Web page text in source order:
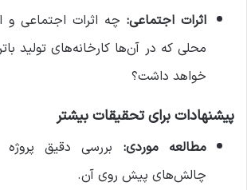
اثرات اجتماعی: چه اثرات اجتماعی و
محلی که در آن‌ها کارخانه‌های تولید
خواهد داشت؟
پیشنهادات برای تحقیقات بیشتر
مطالعه موردی:
چالش‌های پیش روی آن.